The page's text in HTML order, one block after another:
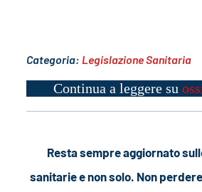
Categoria: Legislazione Sanitaria
Continua a leggere su
Resta sempre aggiornato
sanitarie e non solo. Non